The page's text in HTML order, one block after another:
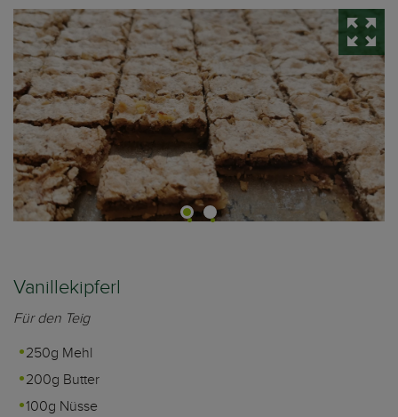
Vanillekipferl
Für den Teig
250g Mehl
200g Butter
100g Nüsse